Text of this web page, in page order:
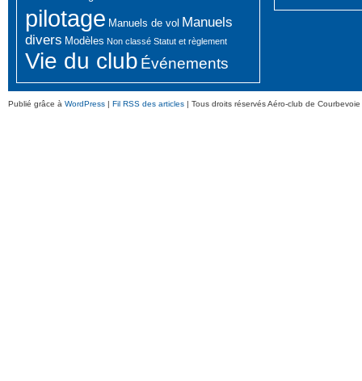
pilotage Manuels de vol Manuels
divers Modèles Non classé Statut et règlement
Vie du club Événements
Publié grâce à WordPress | Fil RSS des articles | Tous droits réservés Aéro-club de Courbevoie